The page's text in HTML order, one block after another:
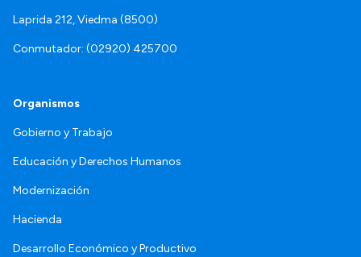
Laprida 212, Viedma (8500)
Conmutador: (02920) 425700
Organismos
Gobierno y Trabajo
Educación y Derechos Humanos
Modernización
Hacienda
Desarrollo Económico y Productivo